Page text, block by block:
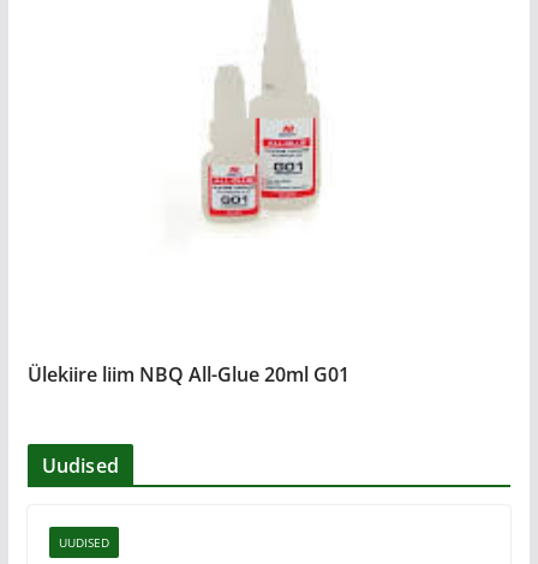
Ülekiire liim NBQ All-Glue 20ml G01
Uudised
UUDISED